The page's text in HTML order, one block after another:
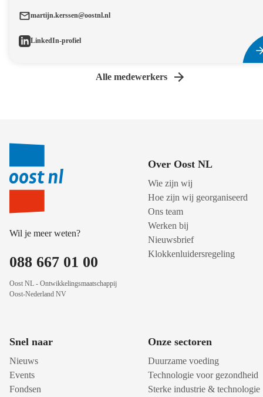
martijn.kerssen@oostnl.nl
LinkedIn-profiel
Alle medewerkers
Wil je meer weten?
088 667 01 00
Oost NL - Ontwikkelingsmaatschappij
Oost-Nederland NV
Over Oost NL
Wie zijn wij
Hoe zijn wij georganiseerd
Ons team
Werken bij
Nieuwsbrief
Klokkenluidersregeling
Snel naar
Nieuws
Events
Fondsen
Onze sectoren
Duurzame voeding
Technologie voor gezondheid
Sterke industrie & technologie